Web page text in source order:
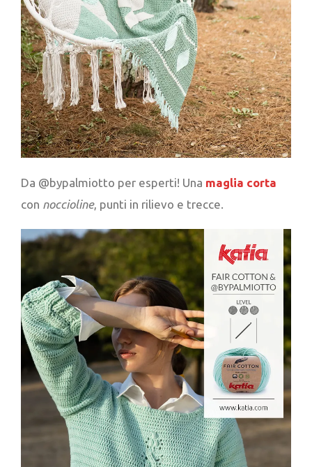
Da @bypalmiotto per esperti! Una maglia corta
con noccioline, punti in rilievo e trecce.